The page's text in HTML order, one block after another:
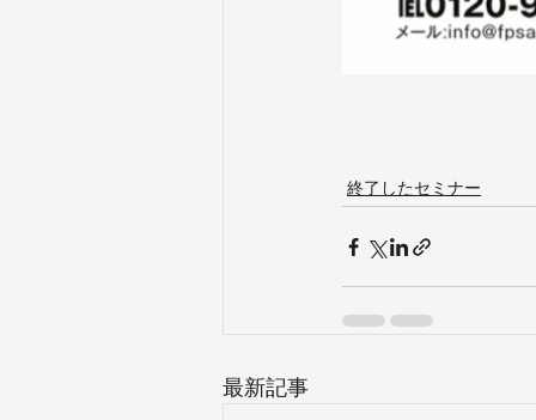
終了したセミナー
最新記事